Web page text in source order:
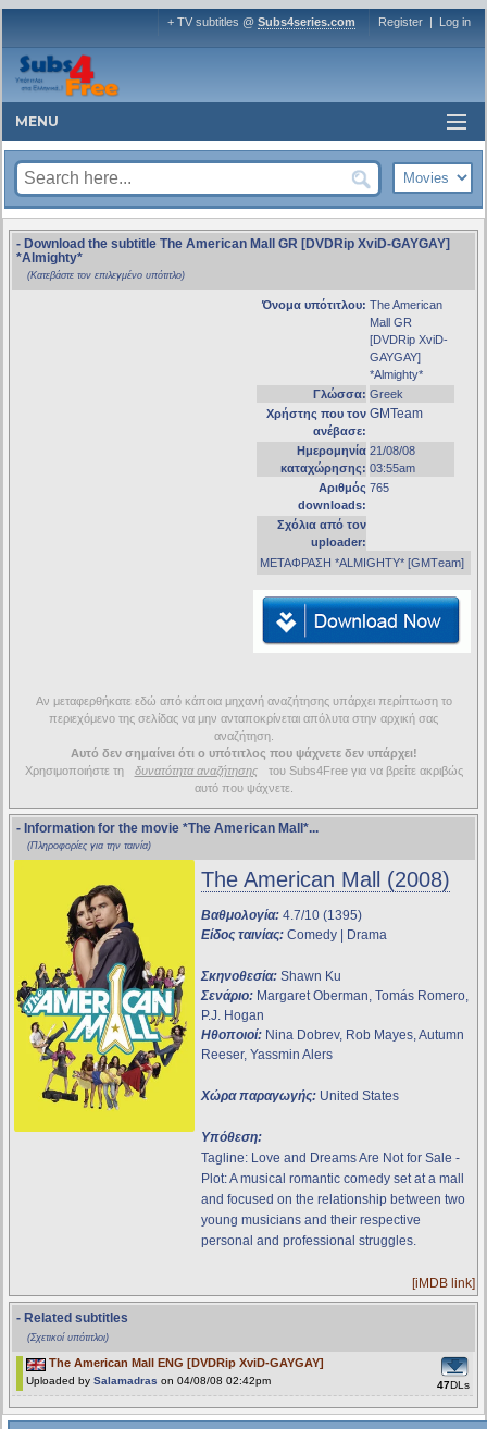
+ TV subtitles @ Subs4series.com Register | Log in
MENU
- Download the subtitle The American Mall GR [DVDRip XviD-GAYGAY]
*Almighty*
(Κατεβάστε τον επιλεγμένο υπότιτλο)
Όνομα υπότιτλου: The American
Mall GR
[DVDRip XviD-
GAYGAY]
*Almighty*
Γλώσσα: Greek
Χρήστης που τον
ανέβασε:
GMTeam
Ημερομηνία
καταχώρησης:
21/08/08
03:55am
Αριθμός
downloads:
765
Σχόλια από τον
uploader:
MEΤΑΦΡΑΣΗ *ALMIGHTY* [GΜΤeam]
Αν μεταφερθήκατε εδώ από κάποια μηχανή αναζήτησης υπάρχει περίπτωση το
περιεχόμενο της σελίδας να μην ανταποκρίνεται απόλυτα στην αρχική σας
αναζήτηση.
Αυτό δεν σημαίνει ότι ο υπότιτλος που ψάχνετε δεν υπάρχει!
Χρησιμοποιήστε τη
δυνατότητα αναζήτησης
του Subs4Free για να βρείτε ακριβώς
αυτό που ψάχνετε.
- Information for the movie *The American Mall*...
(Πληροφορίες για την ταινία)
The American Mall (2008)
Βαθμολογία: 4.7/10 (1395)
Είδος ταινίας: Comedy | Drama
Σκηνοθεσία: Shawn Ku
Σενάριο: Margaret Oberman, Tomás Romero,
P.J. Hogan
Ηθοποιοί: Nina Dobrev, Rob Mayes, Autumn
Reeser, Yassmin Alers
Χώρα παραγωγής: United States
Υπόθεση:
Tagline: Love and Dreams Are Not for Sale -
Plot: A musical romantic comedy set at a mall
and focused on the relationship between two
young musicians and their respective
personal and professional struggles.
[iMDB link]
- Related subtitles
(Σχετικοί υπότιτλοι)
The American Mall ENG [DVDRip XviD-GAYGAY]
Uploaded by Salamadras on 04/08/08 02:42pm 47DLs